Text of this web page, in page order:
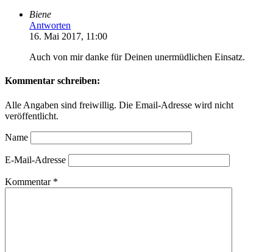
Biene
Antworten
16. Mai 2017, 11:00
Auch von mir danke für Deinen unermüdlichen Einsatz.
Kommentar schreiben:
Alle Angaben sind freiwillig. Die Email-Adresse wird nicht
veröffentlicht.
Name
E-Mail-Adresse
Kommentar *